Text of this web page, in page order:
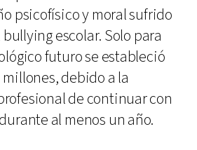
psicofísico y moral sufrido
escolar. Solo para
futuro se estableció
debido a la
de continuar con
al menos un año.